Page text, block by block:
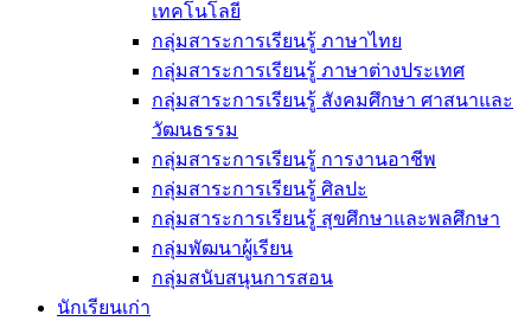
เทคโนโลยี
กลุ่มสาระการเรียนรู้ ภาษาไทย
กลุ่มสาระการเรียนรู้ ภาษาต่างประเทศ
กลุ่มสาระการเรียนรู้ สังคมศึกษา ศาสนาและ
วัฒนธรรม
กลุ่มสาระการเรียนรู้ การงานอาชีพ
กลุ่มสาระการเรียนรู้ ศิลปะ
กลุ่มสาระการเรียนรู้ สุขศึกษาและพลศึกษา
กลุ่มพัฒนาผู้เรียน
กลุ่มสนับสนุนการสอน
นักเรียนเก่า